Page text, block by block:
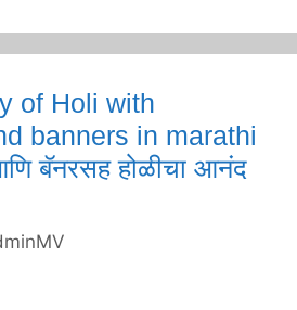
of Holi with
banners in marathi
बॅनरसह होळीचा आनंद